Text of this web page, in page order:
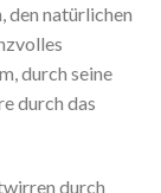
den natürlichen
durch seine
durch das
durch